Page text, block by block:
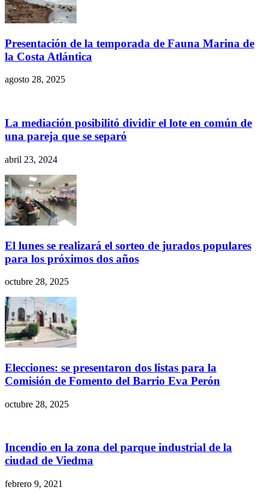
Presentación de la temporada de Fauna Marina de
la Costa Atlántica
agosto 28, 2025
La mediación posibilitó dividir el lote en común de
una pareja que se separó
abril 23, 2024
El lunes se realizará el sorteo de jurados populares
para los próximos dos años
octubre 28, 2025
Elecciones: se presentaron dos listas para la
Comisión de Fomento del Barrio Eva Perón
octubre 28, 2025
Incendio en la zona del parque industrial de la
ciudad de Viedma
febrero 9, 2021